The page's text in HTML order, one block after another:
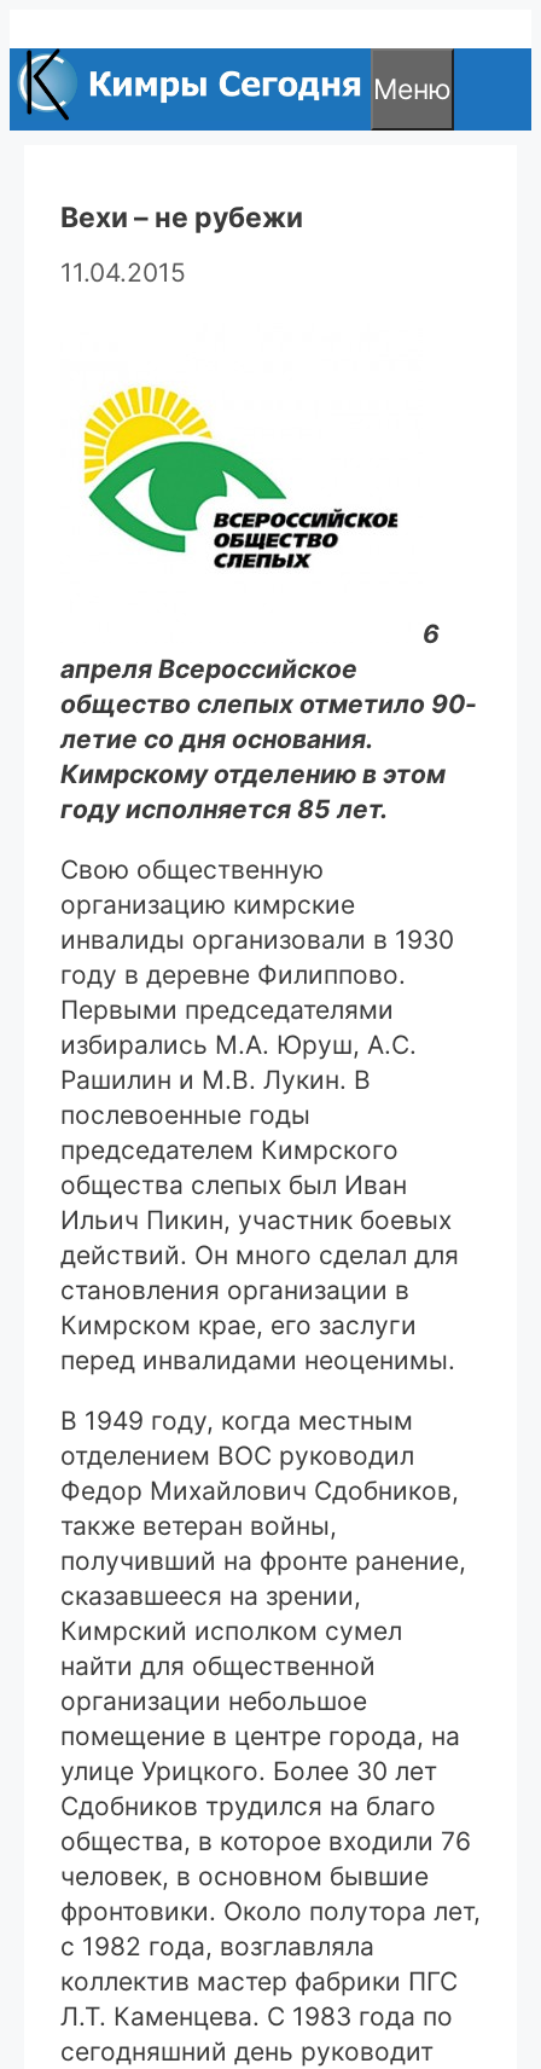
к
содержимому
Меню
Вехи – не рубежи
11.04.2015
6
апреля Всероссийское
общество слепых отметило 90-
летие со дня основания.
Кимрскому отделению в этом
году исполняется 85 лет.
Свою общественную
организацию кимрские
инвалиды организовали в 1930
году в деревне Филиппово.
Первыми председателями
избирались М.А. Юруш, А.С.
Рашилин и М.В. Лукин. В
послевоенные годы
председателем Кимрского
общества слепых был Иван
Ильич Пикин, участник боевых
действий. Он много сделал для
становления организации в
Кимрском крае, его заслуги
перед инвалидами неоценимы.
В 1949 году, когда местным
отделением ВОС руководил
Федор Михайлович Сдобников,
также ветеран войны,
получивший на фронте ранение,
сказавшееся на зрении,
Кимрский исполком сумел
найти для общественной
организации небольшое
помещение в центре города, на
улице Урицкого. Более 30 лет
Сдобников трудился на благо
общества, в которое входили 76
человек, в основном бывшие
фронтовики. Около полутора лет,
с 1982 года, возглавляла
коллектив мастер фабрики ПГС
Л.Т. Каменцева. С 1983 года по
сегодняшний день руководит